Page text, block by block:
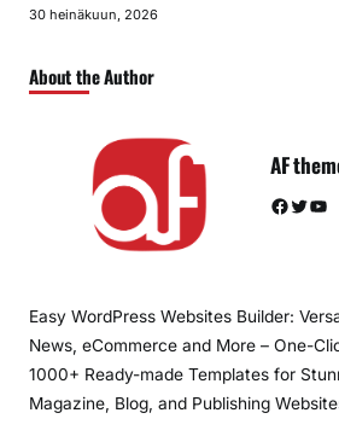
30 heinäkuun, 2026
About the Author
AF
Facebook Twitter YouTube
Easy WordPress Websites Builder:
News, eCommerce and More – One-
1000+ Ready-made Templates for
Magazine, Blog, and Publishing